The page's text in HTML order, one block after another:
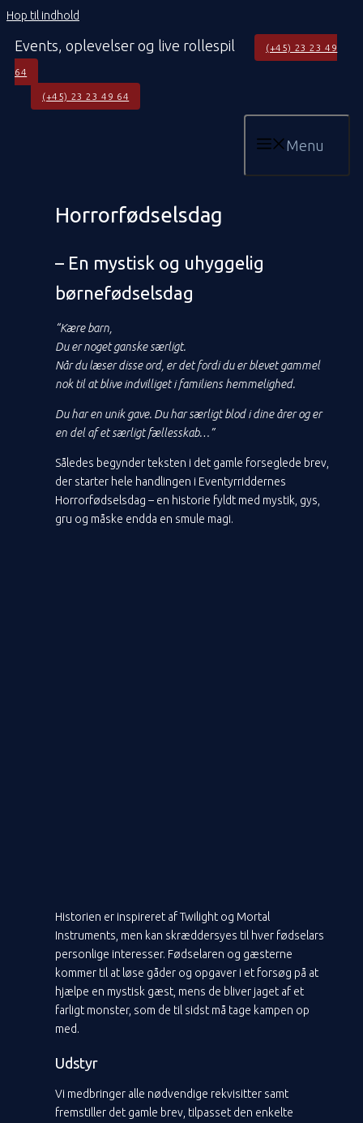
Hop til indhold
Events, oplevelser og live rollespil (+45) 23 23 49
64
(+45) 23 23 49 64
Menu
Horrorfødselsdag
– En mystisk og uhyggelig
børnefødselsdag
“Kære barn,
Du er noget ganske særligt.
Når du læser disse ord, er det fordi du er blevet gammel
nok til at blive indvilliget i familiens hemmelighed.
Du har en unik gave. Du har særligt blod i dine årer og er
en del af et særligt fællesskab…”
Således begynder teksten i det gamle forseglede brev,
der starter hele handlingen i Eventyrriddernes
Horrorfødselsdag – en historie fyldt med mystik, gys,
gru og måske endda en smule magi.
Historien er inspireret af Twilight og Mortal
Instruments, men kan skræddersyes til hver fødselars
personlige interesser. Fødselaren og gæsterne
kommer til at løse gåder og opgaver i et forsøg på at
hjælpe en mystisk gæst, mens de bliver jaget af et
farligt monster, som de til sidst må tage kampen op
med.
Udstyr
Vi medbringer alle nødvendige rekvisitter samt
fremstiller det gamle brev, tilpasset den enkelte